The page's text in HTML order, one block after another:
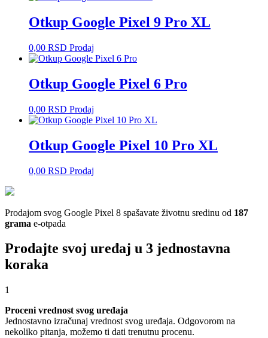
Otkup Google Pixel 9 Pro XL
0,00 RSD Prodaj
Otkup Google Pixel 6 Pro
0,00 RSD Prodaj
Otkup Google Pixel 10 Pro XL
0,00 RSD Prodaj
Prodajom svog Google Pixel 8 spašavate životnu sredinu od 187
grama e-otpada
Prodajte svoj uređaj u 3 jednostavna
koraka
1
Proceni vrednost svog uređaja
Jednostavno izračunaj vrednost svog uređaja. Odgovorom na
nekoliko pitanja, možemo ti dati trenutnu procenu.